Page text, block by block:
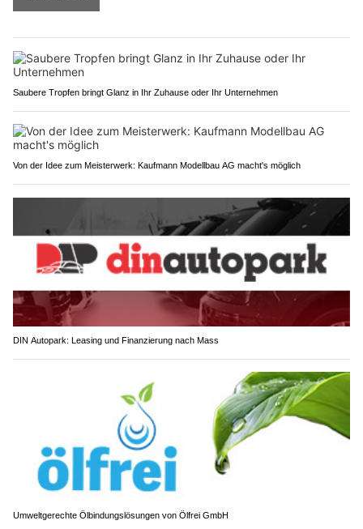
Saubere Tropfen bringt Glanz in Ihr Zuhause oder Ihr Unternehmen
Von der Idee zum Meisterwerk: Kaufmann Modellbau AG macht's möglich
DIN Autopark: Leasing und Finanzierung nach Mass
Umweltgerechte Ölbindungslösungen von Ölfrei GmbH